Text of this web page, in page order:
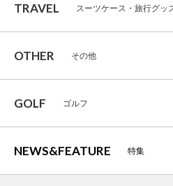
TRAVEL スーツケース・旅行グッ
OTHER その他
GOLF ゴルフ
NEWS&FEATURE 特集